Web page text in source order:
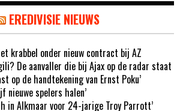
EREDIVISIE NIEUWS
krabbel onder nieuw contract bij AZ
De aanvaller die bij Ajax op de radar staat
op de handtekening van Ernst Poku’
nieuwe spelers halen’
in Alkmaar voor 24-jarige Troy Parrott’